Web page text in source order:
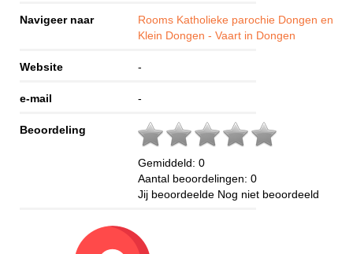
Navigeer naar
Rooms Katholieke parochie Dongen en
Klein Dongen - Vaart in Dongen
Website -
e-mail -
Beoordeling
Gemiddeld: 0
Aantal beoordelingen: 0
Jij beoordeelde Nog niet beoordeeld